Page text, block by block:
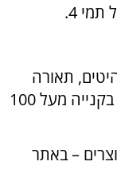
4
.
רהיטים, תאורה
ומוצרי הום סטיילינג באתר ובחנויות, בקנייה מעל 100
מוצרים – באתר